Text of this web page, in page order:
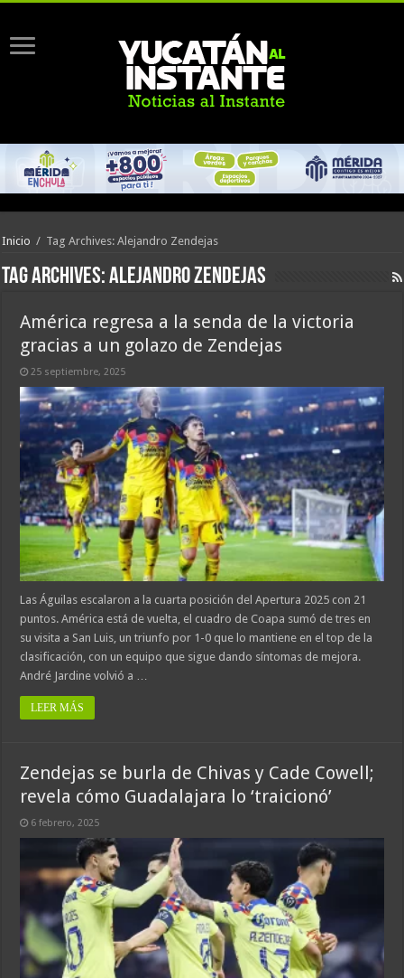
Inicio / Tag Archives: Alejandro Zendejas
Tag Archives:Alejandro Zendejas
América regresa a la senda de la victoria
gracias a un golazo de Zendejas
25 septiembre, 2025
Las Águilas escalaron a la cuarta posición del Apertura 2025 con 21
puntos. América está de vuelta, el cuadro de Coapa sumó de tres en
su visita a San Luis, un triunfo por 1-0 que lo mantiene en el top de la
clasificación, con un equipo que sigue dando síntomas de mejora.
André Jardine volvió a …
LEER MÁS
Zendejas se burla de Chivas y Cade Cowell;
revela cómo Guadalajara lo ‘traicionó’
6 febrero, 2025